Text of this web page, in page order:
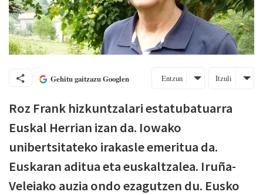
Gehitu gaitzazu Googlen Entzun Itzuli
Roz Frank hizkuntzalari estatubatuarra
Euskal Herrian izan da. Iowako
unibertsitateko irakasle emeritua da.
Euskaran aditua eta euskaltzalea. Iruña-
Veleiako auzia ondo ezagutzen du. Eusko